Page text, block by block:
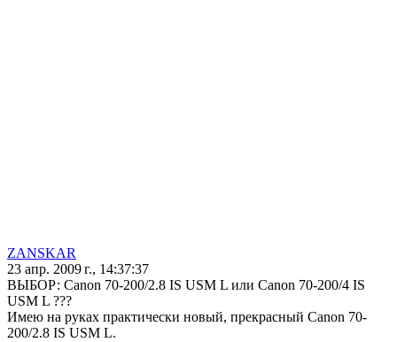
ZANSKAR
23 апр. 2009 г., 14:37:37
ВЫБОР: Canon 70-200/2.8 IS USM L или Canon 70-200/4 IS
USM L ???
Имею на руках практически новый, прекрасный Canon 70-
200/2.8 IS USM L.